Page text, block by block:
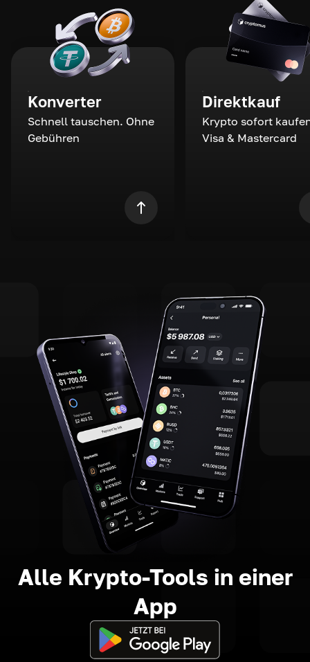
Konverter
Schnell tauschen. Ohne
Gebühren
Direktkauf
Krypto sofort
Visa & Mastercard
Alle Krypto-Tools in einer
App